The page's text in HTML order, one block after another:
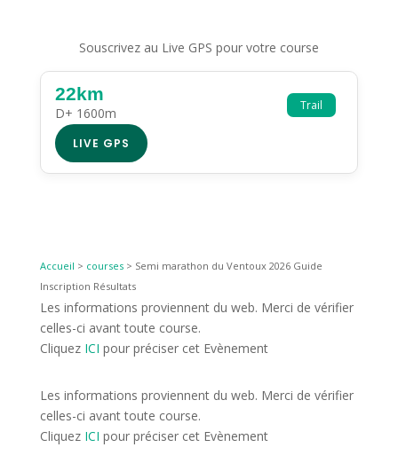
Souscrivez au Live GPS pour votre course
Trail
22km
D+ 1600m
LIVE GPS
Accueil > courses> Semi marathon du Ventoux 2026 Guide
Inscription Résultats
Les informations proviennent du web. Merci de vérifier
celles-ci avant toute course.
Cliquez ICI pour préciser cet Evènement
Les informations proviennent du web. Merci de vérifier
celles-ci avant toute course.
Cliquez ICI pour préciser cet Evènement